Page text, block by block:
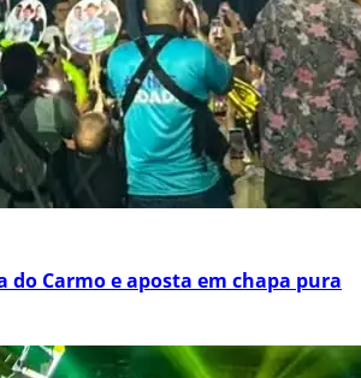
do Carmo e aposta em chapa pura